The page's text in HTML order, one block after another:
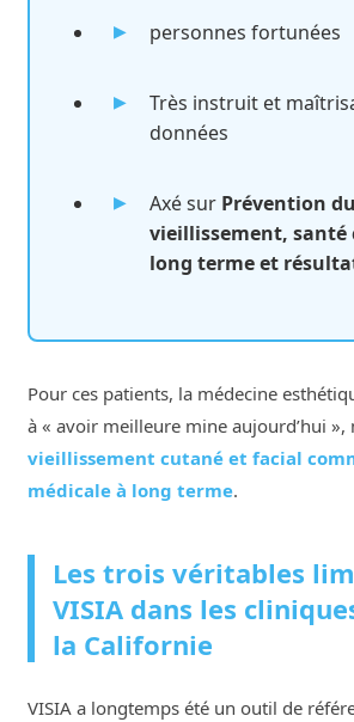
personnes fortunées
Très instruit et
données
Axé sur Prévention du
vieillissement, santé
long terme et
Pour ces patients, la médecine
à « avoir meilleure mine aujourd’hui »,
vieillissement cutané et facial
médicale à long terme.
Les trois véritables
VISIA dans les
la Californie
VISIA a longtemps été un outil de